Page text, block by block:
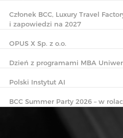
Członek BCC, Luxury Travel
i zapowiedzi na 2027
OPUS X Sp. z o.o.
Dzień z programami MBA
Polski Instytut AI
BCC Summer Party 2026 – w